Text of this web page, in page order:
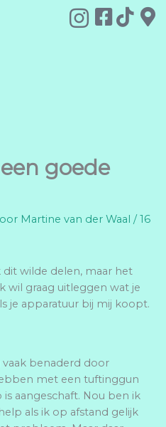
goede
Martine van der Waal / 16
wilde delen, maar het
wil graag uitleggen wat je
je apparatuur bij mij koopt.
benaderd door
met een tuftinggun
aangeschaft. Nou ben ik
als ik op afstand gelijk